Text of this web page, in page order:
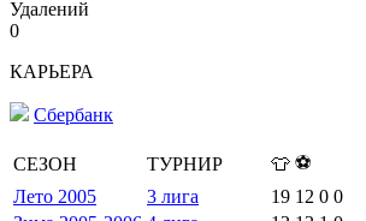
Удалений
0
КАРЬЕРА
Сбербанк
СЕЗОН ТУРНИР 👕 ⚽
Лето 2005
3 лига 19 12 0 0